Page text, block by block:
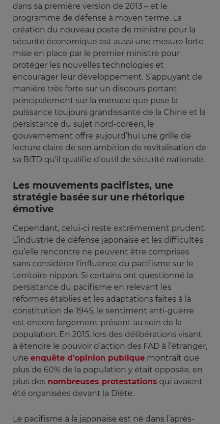
dans sa première version de 2013 – et le
programme de défense à moyen terme. La
création du nouveau poste de ministre pour la
sécurité économique est aussi une mesure forte
mise en place par le premier ministre pour
protéger les nouvelles technologies et
encourager leur développement. S’appuyant de
manière très forte sur un discours portant
principalement sur la menace que pose la
puissance toujours grandissante de la Chine et la
persistance du sujet nord-coréen, le
gouvernement offre aujourd’hui une grille de
lecture claire de son ambition de revitalisation de
sa BITD qu’il qualifie d’outil de sécurité nationale.
Les mouvements pacifistes, une
stratégie basée sur une rhétorique
émotive
Cependant, celui-ci reste extrêmement prudent.
L’industrie de défense japonaise et les difficultés
qu’elle rencontre ne peuvent être comprises
sans considérer l’influence du pacifisme sur le
territoire nippon. Si certains ont questionné la
persistance du pacifisme en relevant les
réformes établies et les adaptations faites à la
constitution de 1945, le sentiment anti-guerre
est encore largement présent au sein de la
population. En 2015, lors des délibérations visant
à étendre le pouvoir d’action des FAD à l’étranger,
une enquête d’opinion publique montrait que
plus de 60% de la population y était opposée, en
plus des nombreuses protestations qui avaient
été organisées devant la Diète.
Le pacifisme à la japonaise est né dans l’après-